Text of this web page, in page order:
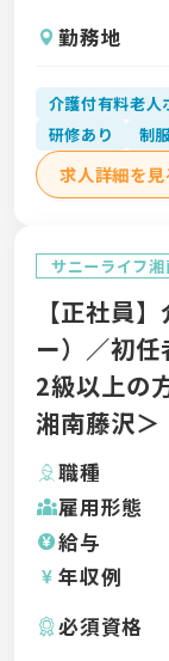
勤務地
介護付有料老人
研修あり
制
求人詳細を見
サニーライフ
【正社員
ー）／初
2級以上の
湘南藤沢＞
職種
雇用形態
給与
年収例
必須資格